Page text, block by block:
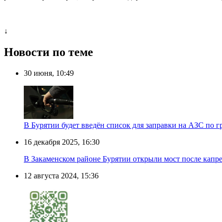
↓
Новости по теме
30 июня, 10:49
В Бурятии будет введён список для заправки на АЗС по
16 декабря 2025, 16:30
В Закаменском районе Бурятии открыли мост после
12 августа 2024, 15:36